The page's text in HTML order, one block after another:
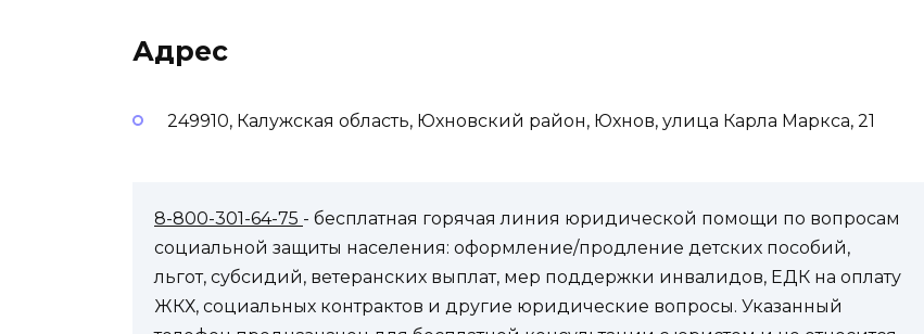
Адрес
249910, Калужская область, Юхновский район, Юхнов, улица Карла Маркса, 21
8-800-301-64-75 - бесплатная горячая линия юридической помощи по вопросам
социальной защиты населения: оформление/продление детских пособий,
льгот, субсидий, ветеранских выплат, мер поддержки инвалидов, ЕДК на оплату
ЖКХ, социальных контрактов и другие юридические вопросы. Указанный